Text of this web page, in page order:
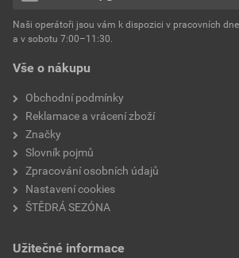
Environmentální prohlášení výrobku
Stáhnout
Velikost
hmotnost 25 kg
typ výrobku
faktor difuzního odporu
Vše o nákupu
Obchodní podmínky
Reklamace a vrácení zboží
Značky
Slovník pojmů
Zpracování osobních údajů
Nastavení cookies
ŠTĚDRÁ SEZÓNA
Užitečné informace
Naši operátoři jsou vám k dispozici v pracovních
a v sobotu 7:00–11:30.